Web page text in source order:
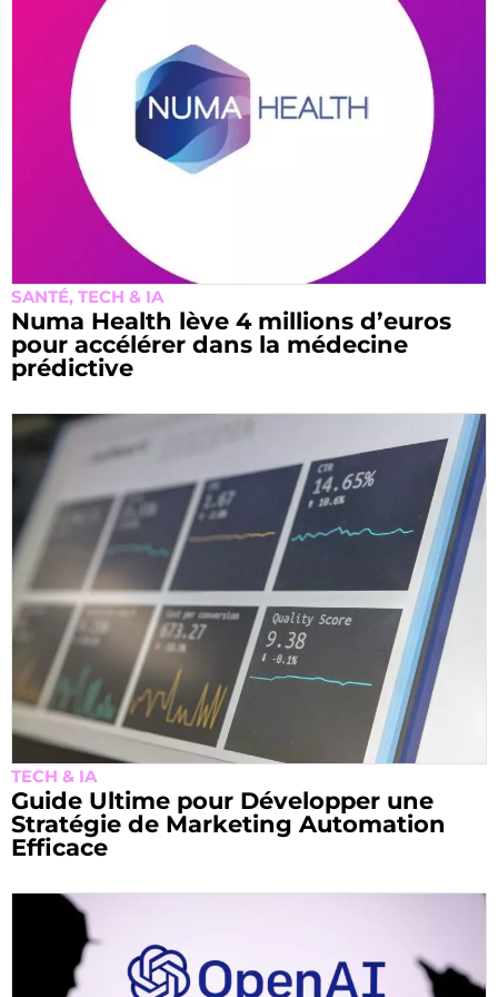
SANTÉ, TECH & IA
Numa Health lève 4 millions d’euros
pour accélérer dans la médecine
prédictive
TECH & IA
Guide Ultime pour Développer une
Stratégie de Marketing Automation
Efficace